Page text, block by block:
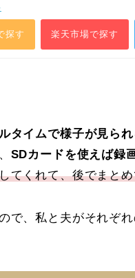
探す 楽天市場で探す
タイムで様子が見られ
SDカードを使えば録
てくれて、後でまと
で、私と夫がそれぞ